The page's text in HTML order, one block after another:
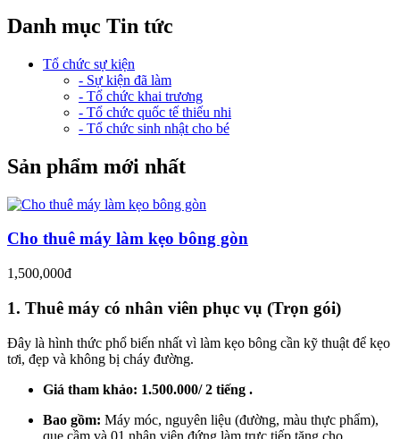
Danh mục Tin tức
Tổ chức sự kiện
- Sự kiện đã làm
- Tổ chức khai trương
- Tổ chức quốc tế thiếu nhi
- Tổ chức sinh nhật cho bé
Sản phẩm mới nhất
Cho thuê máy làm kẹo bông gòn
1,500,000đ
1. Thuê máy có nhân viên phục vụ (Trọn gói)
Đây là hình thức phổ biến nhất vì làm kẹo bông cần kỹ thuật để kẹo
tơi, đẹp và không bị cháy đường.
Giá tham khảo: 1.500.000/ 2 tiếng .
Bao gồm: Máy móc, nguyên liệu (đường, màu thực phẩm),
que cầm và 01 nhân viên đứng làm trực tiếp tặng cho